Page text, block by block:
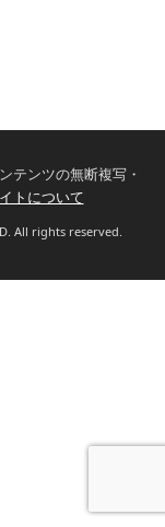
テンツの無断複写・
トについて
All rights reserved.